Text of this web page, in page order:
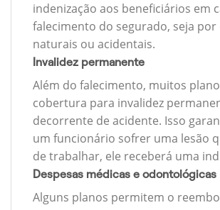
indenização aos beneficiários em
falecimento do segurado, seja por
naturais ou acidentais.
Invalidez permanente
Além do falecimento, muitos
cobertura para invalidez
decorrente de acidente. Isso
um funcionário sofrer uma lesão
de trabalhar, ele receberá uma
Despesas médicas e odontológicas
Alguns planos permitem o